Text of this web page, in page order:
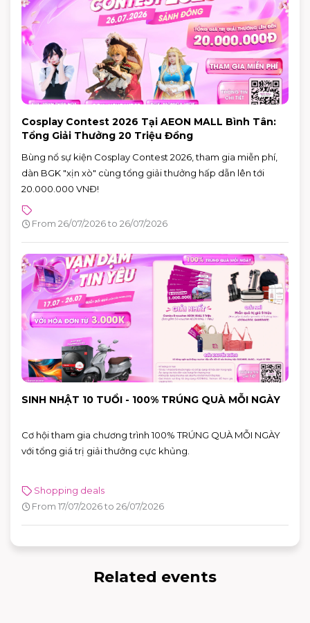
Cosplay Contest 2026 Tại AEON MALL Bình Tân:
Tổng Giải Thưởng 20 Triệu Đồng
Bùng nổ sự kiện Cosplay Contest 2026, tham gia miễn phí,
dàn BGK "xịn xò" cùng tổng giải thưởng hấp dẫn lên tới
20.000.000 VNĐ!
From 26/07/2026 to 26/07/2026
SINH NHẬT 10 TUỔI - 100% TRÚNG QUÀ MỖI NGÀY
Cơ hội tham gia chương trình 100% TRÚNG QUÀ MỖI NGÀY
với tổng giá trị giải thưởng cực khủng.
Shopping deals
From 17/07/2026 to 26/07/2026
Related events